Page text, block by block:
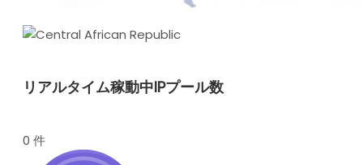
リアルタイム稼動中IPプール数
0 件